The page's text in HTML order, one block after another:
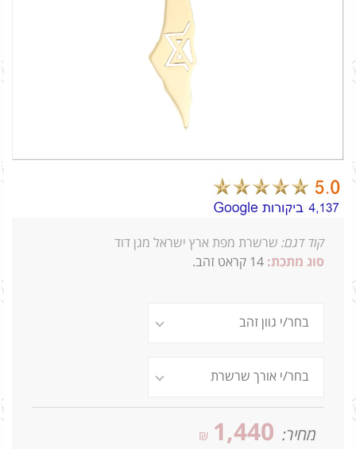
קוד דגם: שרשרת מפת ארץ ישראל מגן דוד
סוג מתכת: 14 קראט זהב.
מחיר: 1,440
₪